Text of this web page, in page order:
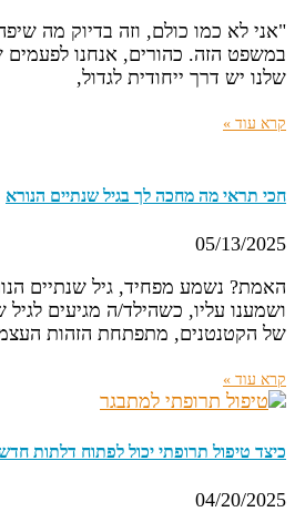
"אני לא כמו כולם, וזה בדיוק מה
במשפט הזה. כהורים, אנחנו
שלנו יש דרך ייחודית לגדול,
קרא עוד »
חכי תראי מה מחכה לך בגיל שנתיים הנורא
05/13/2025
האמת? נשמע מפחיד, גיל שנתיים
ושמענו עליו, כשהילד/ה מגיעים לגיל
של הקטנטנים, מתפתחת הזהות
קרא עוד »
כיצד טיפול תרופתי יכול לפתוח דלתות
04/20/2025